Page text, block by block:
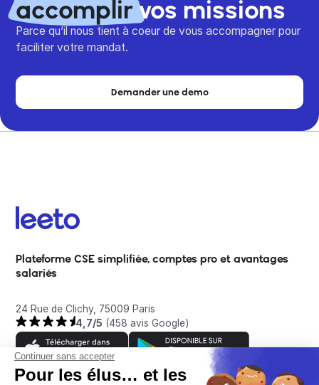
accomplirvos missions
Parce qu’il nous tient à coeur de vous accompagner pour
faciliter votre mandat.
Demander une demo
Plateforme CSE simplifiée, comptes pro et avantages
salariés
24 Rue de Clichy, 75009 Paris
4,7/5 (458 avis Google)
Continuer sans accepter
Pour les élus… et les